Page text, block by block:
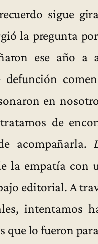
sigue
la pregunta
ese año a
defunción
en
de
acompañarla.
la empatía con
editorial. A
intentamos
que lo fueron